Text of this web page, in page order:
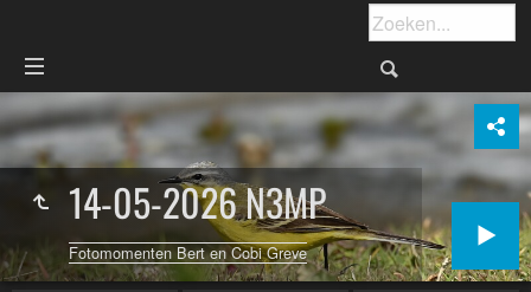
14-05-2026 N3MP
Fotomomenten Bert en Cobi Greve